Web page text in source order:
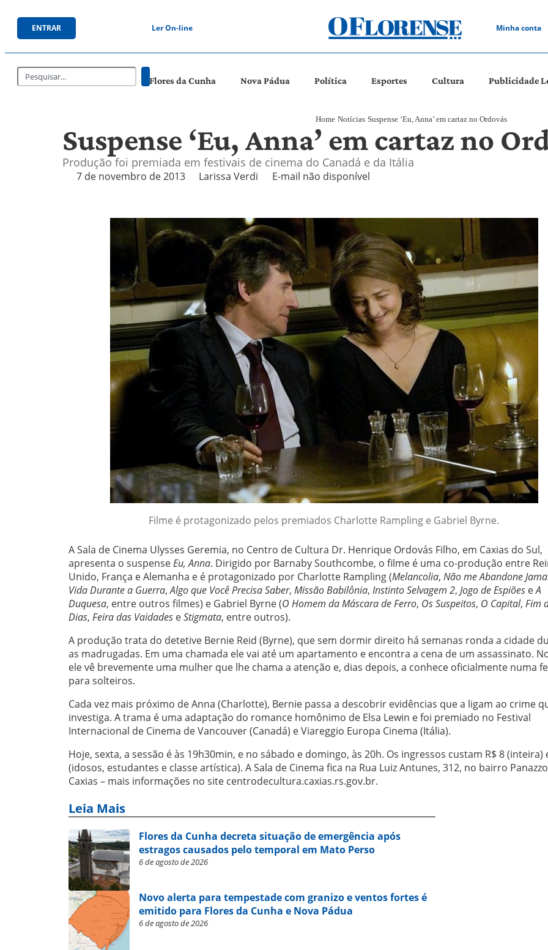
ENTRAR Ler On-line Minha conta
Flores da Cunha Nova Pádua Política Esportes Cultura Publicidade
Home Notícias Suspense ‘Eu, Anna’ em cartaz no Ordovás
Suspense ‘Eu, Anna’ em cartaz no
Produção foi premiada em festivais de cinema do Canadá e da Itália
7 de novembro de 2013 Larissa Verdi E-mail não disponível
Filme é protagonizado pelos premiados Charlotte Rampling e Gabriel Byrne.
A Sala de Cinema Ulysses Geremia, no Centro de Cultura Dr. Henrique Ordovás Filho, em Caxias do Sul,
apresenta o suspenseEu, Anna. Dirigido por Barnaby Southcombe, o filme é uma co-produção entre
Unido, França e Alemanha e é protagonizado por Charlotte Rampling (Melancolia, Não me Abandone
Vida Durante a Guerra,Algo que Você Precisa Saber, Missão Babilônia, Instinto Selvagem 2, Jogo de Espiões eA
Duquesa, entre outros filmes) e Gabriel Byrne (O Homem da Máscara de Ferro, Os Suspeitos, O Capital, Fim
Dias, Feira das Vaidades eStigmata, entre outros).
A produção trata do detetive Bernie Reid (Byrne), que sem dormir direito há semanas ronda a cidade
as madrugadas. Em uma chamada ele vai até um apartamento e encontra a cena de um assassinato.
ele vê brevemente uma mulher que lhe chama a atenção e, dias depois, a conhece oficialmente numa
para solteiros.
Cada vez mais próximo de Anna (Charlotte), Bernie passa a descobrir evidências que a ligam ao crime
investiga. A trama é uma adaptação do romance homônimo de Elsa Lewin e foi premiado no Festival
Internacional de Cinema de Vancouver (Canadá) e Viareggio Europa Cinema (Itália).
Hoje, sexta, a sessão é às 19h30min, e no sábado e domingo, às 20h. Os ingressos custam R$ 8 (inteira)
(idosos, estudantes e classe artística). A Sala de Cinema fica na Rua Luiz Antunes, 312, no bairro
Caxias – mais informações no site centrodecultura.caxias.rs.gov.br.
Leia Mais
Flores da Cunha decreta situação de emergência após
estragos causados pelo temporal em Mato Perso
6 de agosto de 2026
Novo alerta para tempestade com granizo e ventos fortes é
emitido para Flores da Cunha e Nova Pádua
6 de agosto de 2026